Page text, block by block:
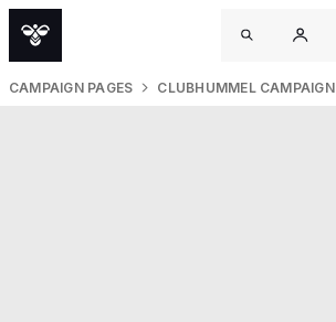
CAMPAIGN PAGES CLUBHUMMEL CAMPAIGN